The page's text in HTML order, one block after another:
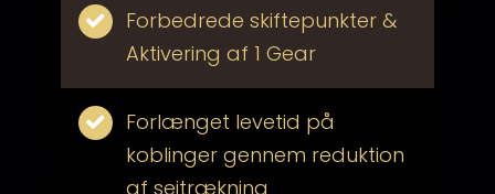
Forbedrede skiftepunkter &
Aktivering af 1 Gear
Forlænget levetid på
koblinger gennem reduktion
af sejtrækning